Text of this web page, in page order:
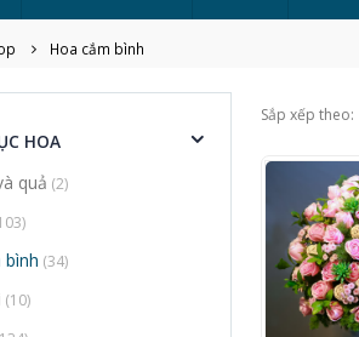
Hoa cắm bình
Sắp xếp theo:
HOA
quả (2)
bình (34)
(10)